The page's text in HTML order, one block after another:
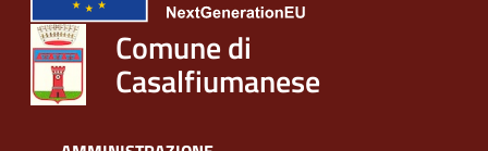
Comune di
Casalfiumanese